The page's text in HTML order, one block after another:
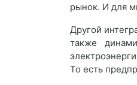
рынок. И для
Другой
также
То есть